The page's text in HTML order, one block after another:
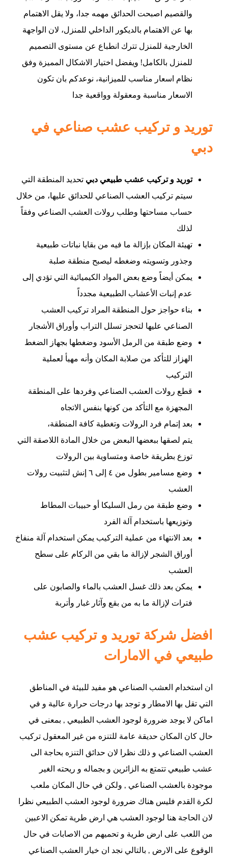
والقصيم اصبحت الحدائق مهمه جدا، ولا يقل الاهتمام
بها عن الاهتمام بالديكور الداخلي للمنزل، لان الواجهة
الخارجية للمنزل تترك انطباع عن مستوى التصميم
للمنزل بالكامل! ويفضل اختيار الاشكال المميزة وفق
نظام اسعار مناسب للميزانية، نوعدكم بان تكون
الاسعار مناسبة ومعقولة وواقعية جدا
توريد و تركيب عشب صناعي في
دبي
توريد و تركيب عشب طبيعي دبي تحديد المنطقة التي
سيتم تركيب العشب الصناعي للحدائق عليها، من خلال
حساب مساحتها وطلب رولات العشب الصناعي وفقاً
لذلك
تهيئة المكان بإزالة ما فيه من بقايا نباتات طبيعية
وجذور وتسويته وضغطه ليصبح منطقة صلبة
يمكن أيضاً وضع بعض المواد الكيميائية التي تؤدي إلى
عدم إنبات الأعشاب الطبيعية مجدداً
بناء حواجز حول المنطقة المراد تركيب العشب
الصناعي عليها لتحجز تسلل التراب وأوراق الأشجار
وضع طبقة من الرمل الأسود وضغطها بجهاز الضغط
الهزاز للتأكد من صلابة المكان وأنه مهيأ لعملية
التركيب
قطع رولات العشب الصناعي وفردها على المنطقة
المجهزة مع التأكد من كونها بنفس الاتجاه
بعد إتمام فرد الرولات وتغطية كافة المنطقة،
يتم لصقها ببعضها البعض من خلال المادة اللاصقة التي
توزع بطريقة خاصة ومتساوية بين الرولات
وضع مسامير بطول من ٤ إلى ٦ إنش لتثبيت رولات
العشب
وضع طبقة من رمل السليكا أو حبيبات المطاط
وتوزيعها باستخدام آلة الفرد
بعد الانتهاء من عملية التركيب يمكن استخدام آلة منفاخ
أوراق الشجر لإزالة ما بقي من الركام على سطح
العشب
يمكن بعد ذلك غسل العشب بالماء والصابون على
فترات لإزالة ما به من بقع وآثار غبار وأتربة
افضل شركة توريد و تركيب عشب
طبيعي في الامارات
ان استخدام العشب الصناعي هو مفيد للبيئة في المناطق
التي تقل بها الامطار و توجد بها درجات حرارة عالية و في
اماكن لا يوجد ضرورة لوجود العشب الطبيعي , بمعنى في
حال كان المكان حديقة عامة للتنزه من غير المعقول تركيب
العشب الصناعي و ذلك نظرا لان حدائق التنزه بحاجة الى
عشب طبيعي تتمتع به الزائرين و بجماله و ريحته الغير
موجودة بالعشب الصناعي , ولكن في حال المكان ملعب
لكرة القدم فليس هناك ضرورة لوجود العشب الطبيعي نظرا
لان الحاجة هنا لوجود العشب هي ارض طرية تمكن الاعبين
من اللعب على ارض طرية و تحميهم من الاصابات في حال
الوقوع على الارض , بالتالي نجد ان خيار العشب الصناعي